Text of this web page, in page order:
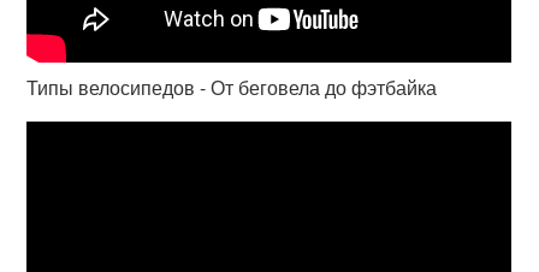
Типы велосипедов - От беговела до фэтбайка